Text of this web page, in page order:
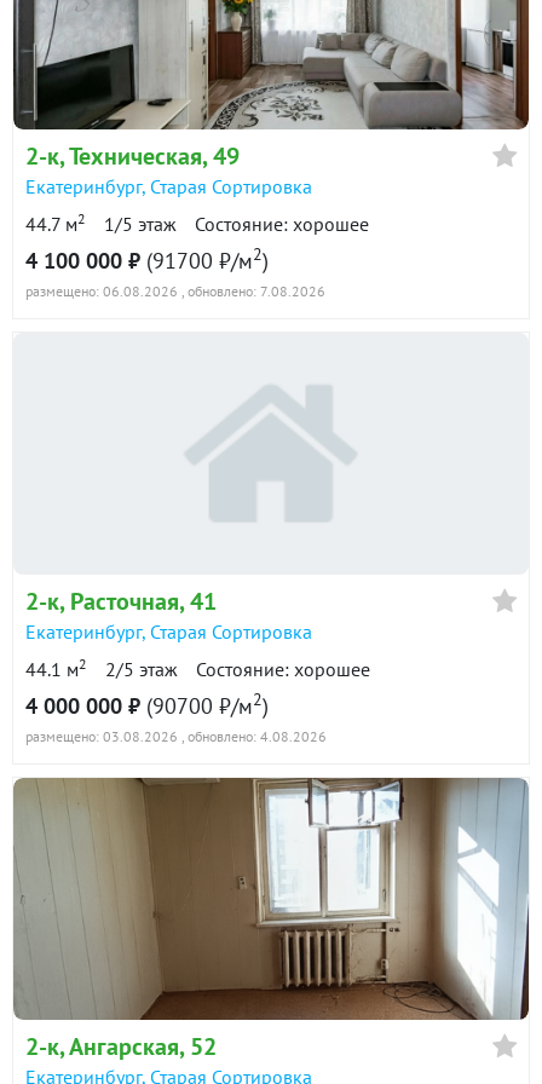
в продаже
Показать всю историю: 17 предложений →
2-к, Техническая, 49
Екатеринбург, Старая Сортировка
44.7 м2 1/5 этаж Состояние: хорошее
4 100 000 ₽ (91700 ₽/м2)
размещено: 06.08.2026 , обновлено: 7.08.2026
2-к, Расточная, 41
Екатеринбург, Старая Сортировка
44.1 м2 2/5 этаж Состояние: хорошее
4 000 000 ₽ (90700 ₽/м2)
размещено: 03.08.2026 , обновлено: 4.08.2026
2-к, Ангарская, 52
Екатеринбург, Старая Сортировка